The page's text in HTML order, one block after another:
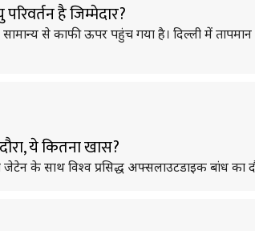
है जिम्मेदार?
सामान्य से काफी ऊपर पहुंच गया है। दिल्ली में
ये कितना खास?
जेटेन के साथ विश्व प्रसिद्ध अफ्सलाउटडाइक बांध का